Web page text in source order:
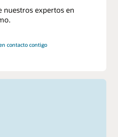
nuestros expertos en
contacto contigo